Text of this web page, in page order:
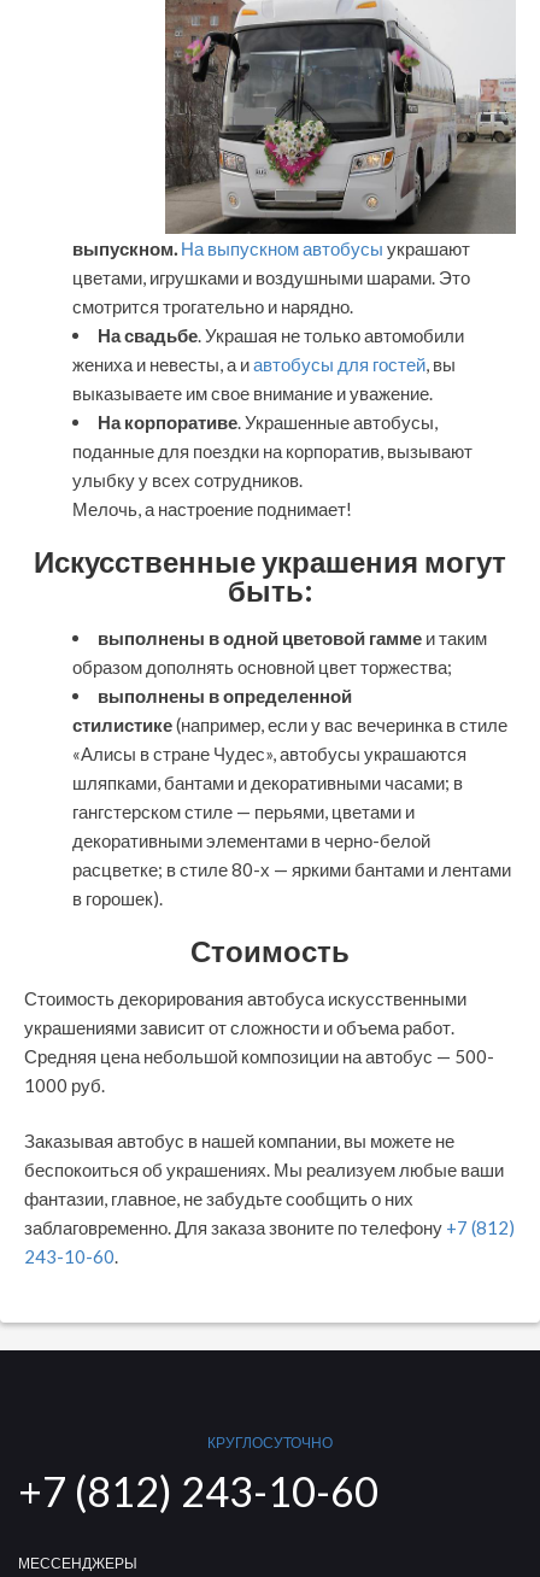
выпускном. На выпускном автобусы украшают
цветами, игрушками и воздушными шарами. Это
смотрится трогательно и нарядно.
На свадьбе . Украшая не только автомобили
жениха и невесты, а иавтобусы для гостей , вы
выказываете им свое внимание и уважение.
На корпоративе . Украшенные автобусы,
поданные для поездки на корпоратив, вызывают
улыбку у всех сотрудников.
Мелочь, а настроение поднимает!
Искусственные украшения могут
быть:
выполнены в одной цветовой гамме и таким
образом дополнять основной цвет торжества;
выполнены в определенной
стилистике(например, если у вас вечеринка в стиле
«Алисы в стране Чудес», автобусы украшаются
шляпками, бантами и декоративными часами; в
гангстерском стиле — перьями, цветами и
декоративными элементами в черно-белой
расцветке; в стиле 80-х — яркими бантами и лентами
в горошек).
Стоимость
Стоимость декорирования автобуса искусственными
украшениями зависит от сложности и объема работ.
Средняя цена небольшой композиции на автобус — 500-
1000 руб.
Заказывая автобус в нашей компании, вы можете не
беспокоиться об украшениях. Мы реализуем любые ваши
фантазии, главное, не забудьте сообщить о них
заблаговременно. Для заказа звоните по телефону +7 (812)
243-10-60.
КРУГЛОСУТОЧНО
+7 (812) 243-10-60
МЕССЕНДЖЕРЫ